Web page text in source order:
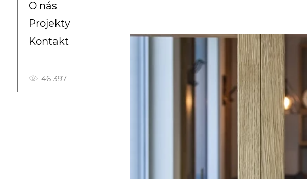
O nás
Projekty
Kontakt
46 397